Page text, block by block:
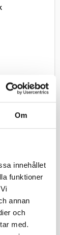
Om
innehållet
funktioner
annan
och
med.